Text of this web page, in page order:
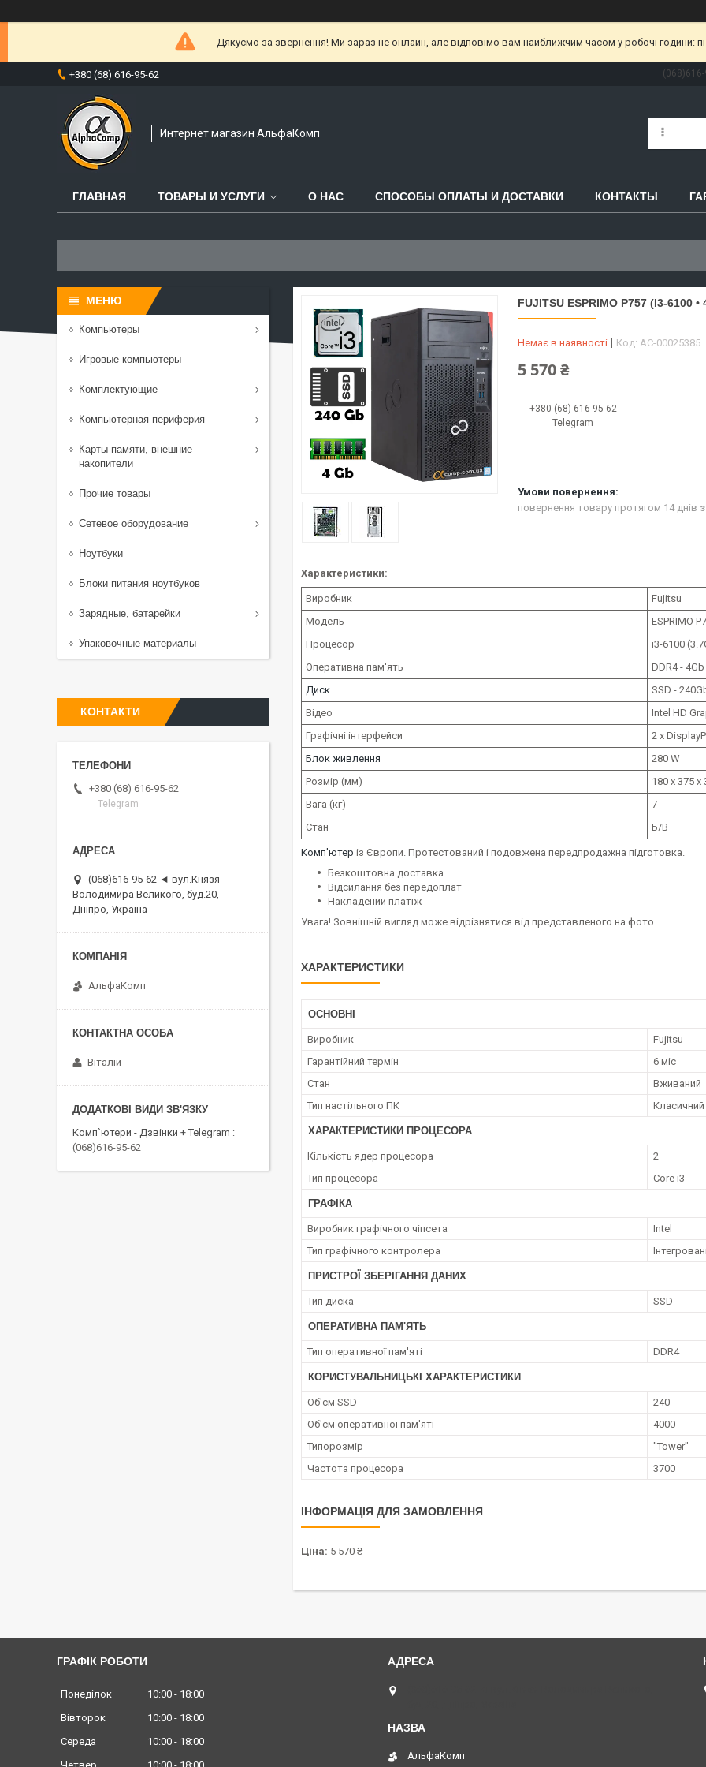
Дякуємо за звернення! Ми зараз не онлайн, але відповімо вам найближчим часом у робочі години:
+380 (68) 616-95-62
Интернет магазин АльфаКомп
ГЛАВНАЯ ТОВАРЫ И УСЛУГИ О НАС СПОСОБЫ ОПЛАТЫ И ДОСТАВКИ КОНТАКТЫ
FUJITSU ESPRIMO P757 (I3-6100
Немає в наявності Код: AC-00025385
5 570 ₴
+380 (68) 616-95-62
Telegram
повернення товару протягом 14 днів
Характеристики:
Виробник
Fujitsu
Модель
ESPRIMO
Процесор
i3-6100
Оперативна пам'ять
DDR4 -
Диск
SSD -
Відео
Intel HD
Графічні інтерфейси
2 x
Блок живлення
280 W
Розмір (мм)
180 x 375 x
Вага (кг)
7
Стан
Б/В
Комп'ютер із Європи. Протестований і подовжена передпродажна підготовка.
Безкоштовна доставка
Відсилання без передоплат
Накладений платіж
Увага! Зовнішній вигляд може відрізнятися від представленого на фото.
ХАРАКТЕРИСТИКИ
ОСНОВНІ
Виробник
Fujitsu
Гарантійний термін
6 міс
Стан
Вживаний
Тип настільного ПК
ХАРАКТЕРИСТИКИ ПРОЦЕСОРА
Кількість ядер процесора
2
Тип процесора
Core i3
ГРАФІКА
Виробник графічного чіпсета
Intel
Тип графічного контролера
ПРИСТРОЇ ЗБЕРІГАННЯ ДАНИХ
Тип диска SSD
ОПЕРАТИВНА ПАМ'ЯТЬ
Тип оперативної пам'яті DDR4
КОРИСТУВАЛЬНИЦЬКІ ХАРАКТЕРИСТИКИ
Об'єм SSD
240
Об'єм оперативної пам'яті
4000
Типорозмір
"Tower"
Частота процесора
3700
ІНФОРМАЦІЯ ДЛЯ ЗАМОВЛЕННЯ
Ціна: 5 570 ₴
Компьютеры
Игровые компьютеры
Комплектующие
Компьютерная периферия
Карты памяти, внешние
накопители
Прочие товары
Сетевое оборудование
Ноутбуки
Блоки питания ноутбуков
Зарядные, батарейки
Упаковочные материалы
КОНТАКТИ
+380 (68) 616-95-62
Telegram
(068)616-95-62 ◄ вул.Князя
Володимира Великого, буд.20,
Дніпро, Україна
АльфаКомп
Віталій
Комп`ютери - Дзвінки + Telegram
(068)616-95-62
ГРАФІК РОБОТИ
Понеділок 10:00
18:00
Вівторок
10:00
18:00
Середа
10:00
18:00
АльфаКомп